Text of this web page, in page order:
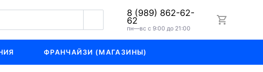
8 (989) 862-62-
62
пн—вс с 9:00 до 21:00
ФРАНЧАЙЗИ (МАГАЗИНЫ)